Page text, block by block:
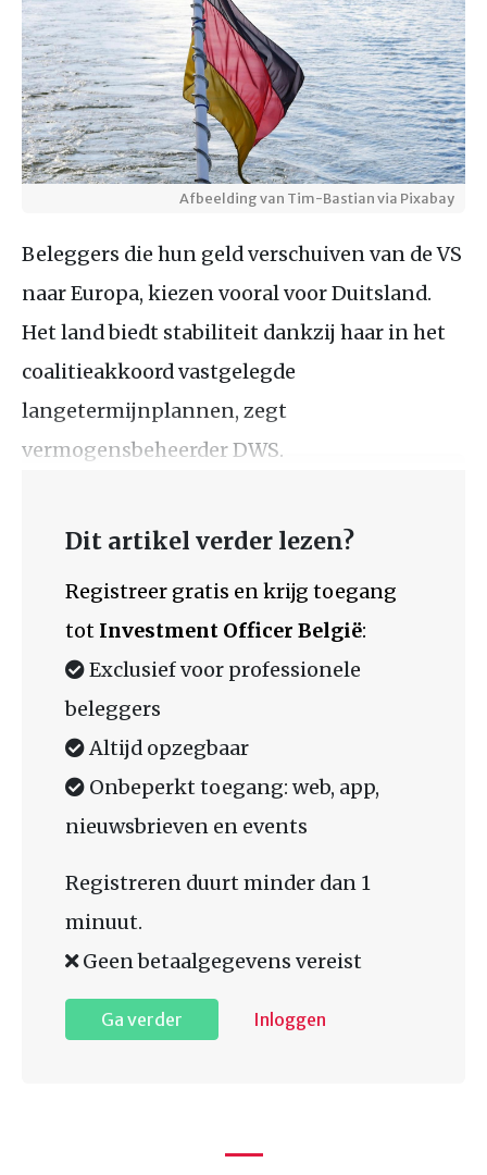
Afbeelding van Tim-Bastian via Pixabay
Beleggers die hun geld verschuiven van de VS
naar Europa, kiezen vooral voor Duitsland.
Het land biedt stabiliteit dankzij haar in het
coalitieakkoord vastgelegde
langetermijnplannen, zegt
vermogensbeheerder DWS.
Dit artikel verder lezen?
Registreer gratis en krijg toegang
tot Investment Officer België:
Exclusief voor professionele
beleggers
Altijd opzegbaar
Onbeperkt toegang: web, app,
nieuwsbrieven en events
Registreren duurt minder dan 1
minuut.
Geen betaalgegevens vereist
Ga verder Inloggen